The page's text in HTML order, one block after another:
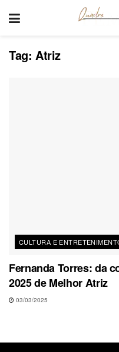
Tag: Atriz
CULTURA E
Fernanda Torres: da
2025 de Melhor Atriz
03/03/2025